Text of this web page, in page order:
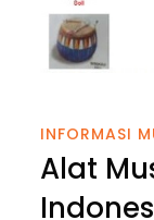
INFORMASI
Alat